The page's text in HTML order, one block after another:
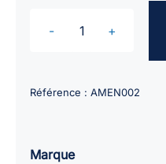
quantité
Lecteur
Référence : AMEN002
Marque